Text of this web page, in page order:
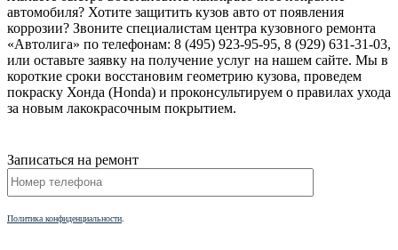
автомобиля? Хотите защитить кузов авто от появления
коррозии? Звоните специалистам центра кузовного ремонта
«Автолига» по телефонам: 8 (495) 923-95-95, 8 (929) 631-31-03,
или оставьте заявку на получение услуг на нашем сайте. Мы в
короткие сроки восстановим геометрию кузова, проведем
покраску Хонда (Honda) и проконсультируем о правилах ухода
за новым лакокрасочным покрытием.
Записаться на ремонт
Политика конфиденциальности